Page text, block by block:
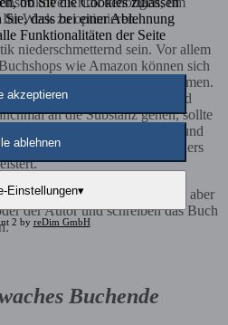
Ihr Werk zu optimieren.
niederschmetternd sein. Vor allem
wie Amazon können sich
nur allzu sehr zu Herzen nehmen.
um eine Einzelmeinung, und
an die Substanz gehen, sollte
Andere Leserinnen und
vielleicht wieder ganz anders
oft ernst genommen werden, aber
der Autor und schreiben das Buch
Buchende
dass bei einer Ablehnung
Funktionalitäten der Seite
akzeptieren
ablehnen
Einstellungen▾
2 by reDim GmbH